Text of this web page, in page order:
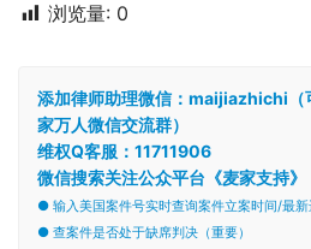
浏览量: 0
添加律师助理微信：maijiazhichi（
家万人微信交流群）
维权Q客服：11711906
微信搜索关注公众平台《麦家支持》
● 输入美国案件号实时查询案件立案时间/最新
● 查案件是否处于缺席判决（重要）